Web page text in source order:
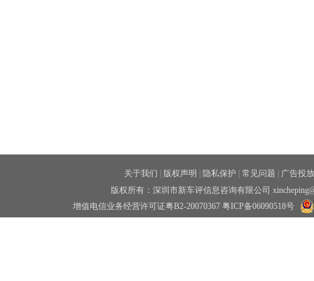
关于我们 版权声明 隐私保护 常见问题
广告投放
版权所有：深圳市新车评信息咨询有限公司
增值电信业务经营许可证粤B2-20070367 粤ICP备06090518号